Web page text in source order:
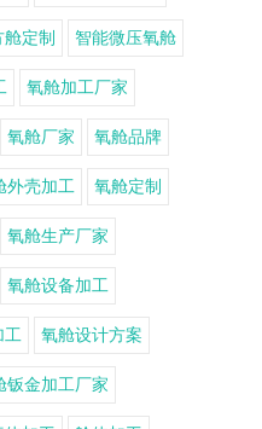
定制 智能微压氧舱
氧舱加工厂家
氧舱厂家 氧舱品牌
外壳加工 氧舱定制
氧舱生产厂家
氧舱设备加工
工 氧舱设计方案
钣金加工厂家